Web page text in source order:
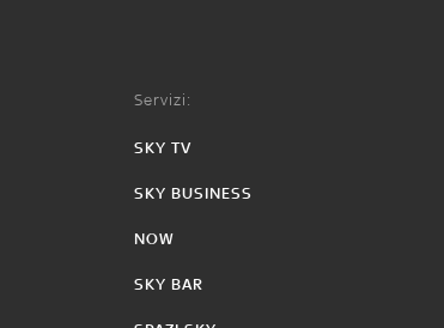
Servizi:
SKY TV
SKY BUSINESS
NOW
SKY BAR